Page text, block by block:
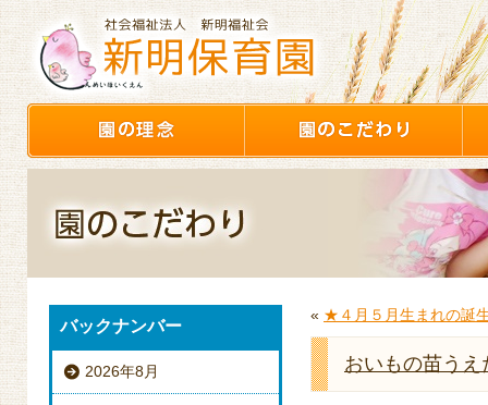
バックナンバー
2026年8月
« ★４月５月生まれの誕
おいもの苗う